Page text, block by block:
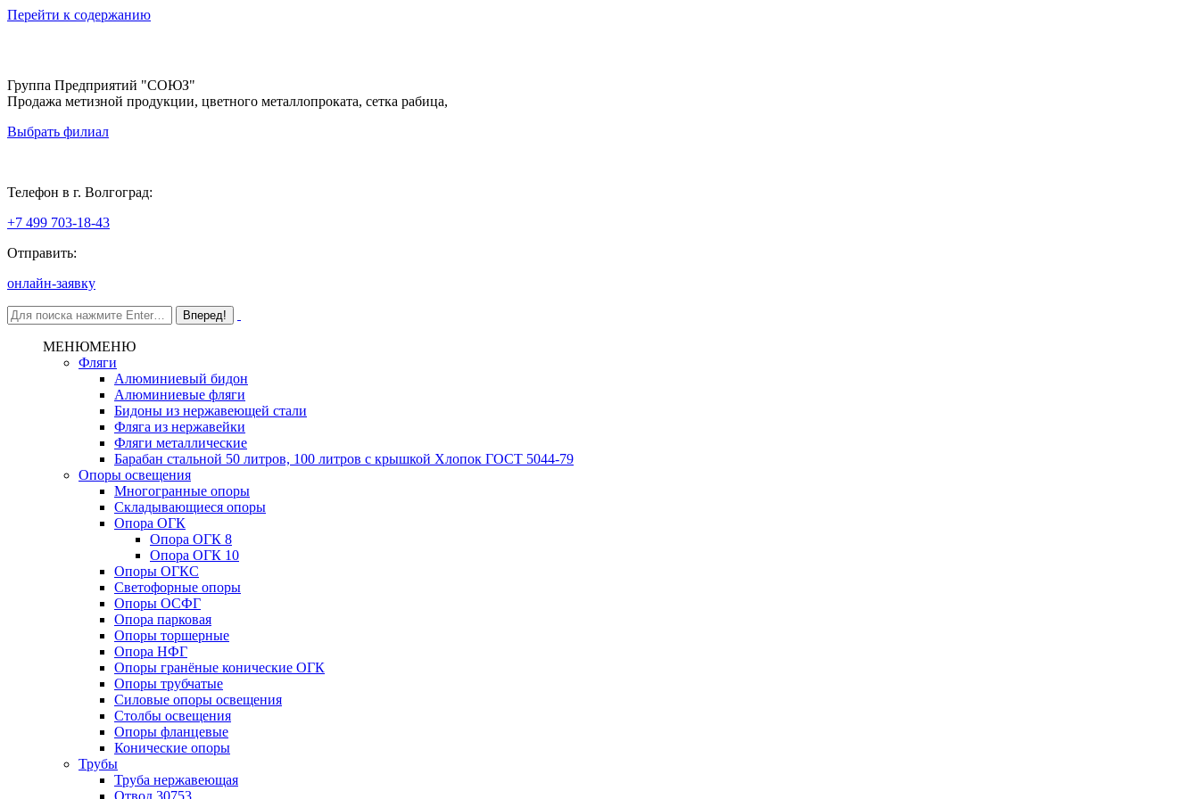
Перейти к содержанию
Группа Предприятий "СОЮЗ"
Продажа метизной продукции, цветного металлопроката, сетка рабица,
Выбрать филиал
Телефон в г. Волгоград:
+7 499 703-18-43
Отправить:
онлайн-заявку
МЕНЮМЕНЮ
Фляги
Алюминиевый бидон
Алюминиевые фляги
Бидоны из нержавеющей стали
Фляга из нержавейки
Фляги металлические
Барабан стальной 50 литров, 100 литров с крышкой Хлопок ГОСТ 5044-79
Опоры освещения
Многогранные опоры
Складывающиеся опоры
Опора ОГК
Опора ОГК 8
Опора ОГК 10
Опоры ОГКС
Светофорные опоры
Опоры ОСФГ
Опора парковая
Опоры торшерные
Опора НФГ
Опоры гранёные конические ОГК
Опоры трубчатые
Силовые опоры освещения
Столбы освещения
Опоры фланцевые
Конические опоры
Трубы
Труба нержавеющая
Отвод 30753